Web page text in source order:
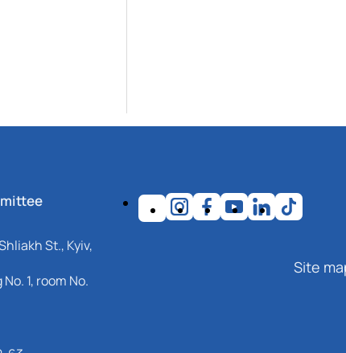
St., Kyiv,
1, room No.
Site